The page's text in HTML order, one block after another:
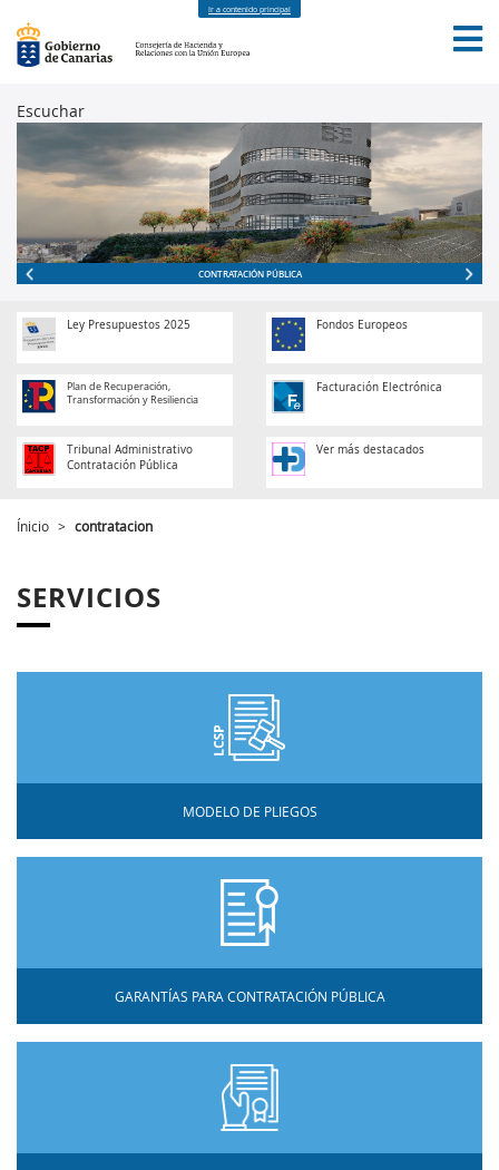
Ir a contenido principal
LA CONSEJERIA SEDE SERVICIOS
TEMAS
NOTICIAS
CONTACTO
Escuchar
CONTRATACIÓN PÚBLICA
Ley Presupuestos 2025 Fondos Europeos
Plan de Recuperación,
Transformación y Resiliencia
Facturación Electrónica
Tribunal Administrativo
Contratación Pública
Ver más destacados
Ínicio > contratacion
SERVICIOS
MODELO DE PLIEGOS
GARANTÍAS PARA CONTRATACIÓN PÚBLICA